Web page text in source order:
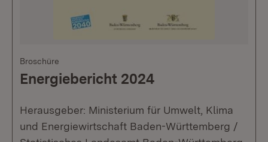
Broschüre
Energiebericht 2024
Herausgeber: Ministerium für Umwelt, Klima
und Energiewirtschaft Baden-Württemberg /